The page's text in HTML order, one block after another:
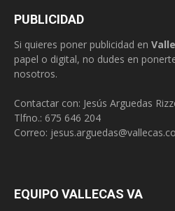
PUBLICIDAD
Si quieres poner publicidad en
papel o digital, no dudes en
nosotros.
Contactar con: Jesús Arguedas
Tlfno.: 675 646 204
Correo:
EQUIPO VALLECAS VA